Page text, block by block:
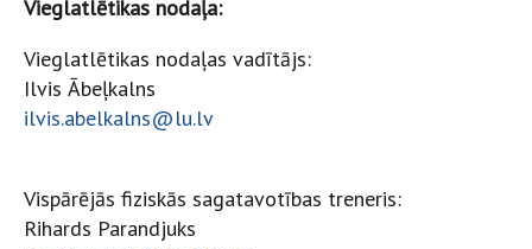
Vieglatlētikas nodaļa:
Vieglatlētikas nodaļas vadītājs:
Ilvis Ābeļkalns
ilvis.abelkalns@lu.lv
Vispārējās fiziskās sagatavotības treneris:
Rihards Parandjuks